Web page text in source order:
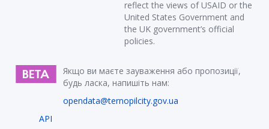
reflect the views of USAID or the
United States Government and
the UK government’s official
policies.
Якщо ви маєте зауваження або пропозиції,
будь ласка, напишіть нам:
opendata@ternopilcity.gov.ua
API